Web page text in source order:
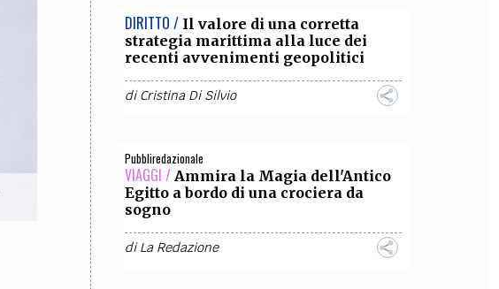
DIRITTO / Il valore di una corretta
strategia marittima alla luce dei
recenti avvenimenti geopolitici
diCristina Di Silvio
Pubbliredazionale
VIAGGI / Ammira la Magia dell'Antico
Egitto a bordo di una crociera da
sogno
diLa Redazione